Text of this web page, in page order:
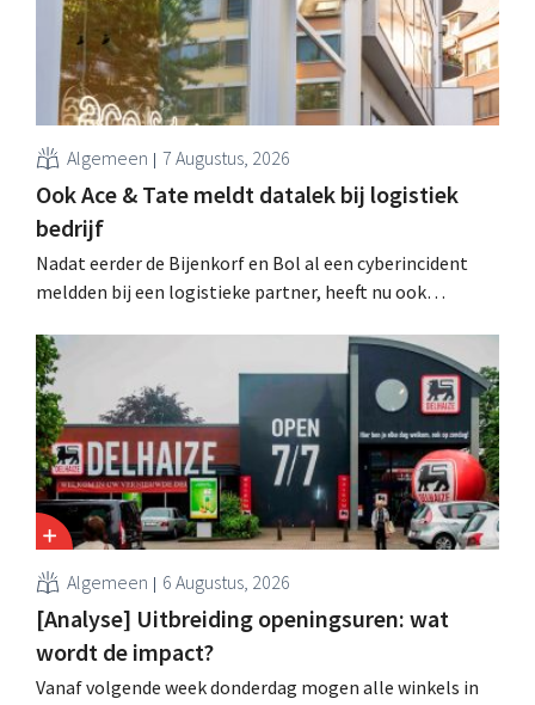
Algemeen 7 Augustus, 2026
Ook Ace & Tate meldt datalek bij logistiek
bedrijf
Nadat eerder de Bijenkorf en Bol al een cyberincident
meldden bij een logistieke partner, heeft nu ook
datalek. Financiële gegevens, gebruikersnamen en
wachtwoorden zijn niet getroffen.
Algemeen 6 Augustus, 2026
[Analyse] Uitbreiding openingsuren: wat
wordt de impact?
Vanaf volgende week donderdag mogen alle winkels in